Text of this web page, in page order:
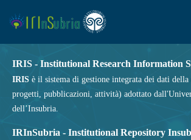
IRIS - Institutional Research Information
IRIS è il sistema di gestione integrata dei dati della
progetti, pubblicazioni, attività) adottato
dell’Insubria.
IRInSubria - Institutional Repository